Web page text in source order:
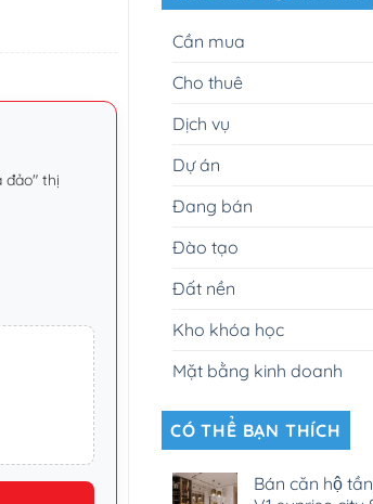
đảo" thị
Cần mua
Cho thuê
Dịch vụ
Dự án
Đang bán
Đào tạo
Đất nền
Kho khóa học
Mặt bằng kinh doanh
CÓ THỂ BẠN THÍCH
Bán căn hộ